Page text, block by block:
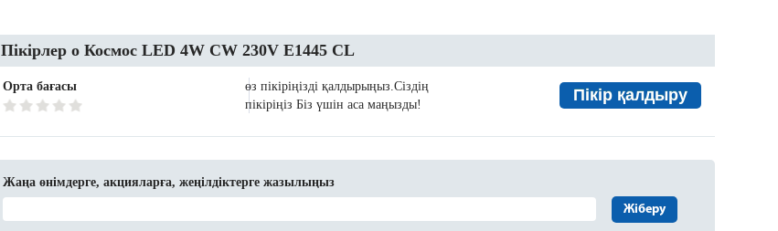
Пікірлер о Космос LED 4W CW 230V E1445 CL
Орта бағасы
өз пікіріңізді қалдырыңыз.Сіздің
пікіріңіз Біз үшін аса маңызды!
Пікір қалдыру
Жаңа өнімдерге, акцияларға, жеңілдіктерге жазылыңыз
Жіберу